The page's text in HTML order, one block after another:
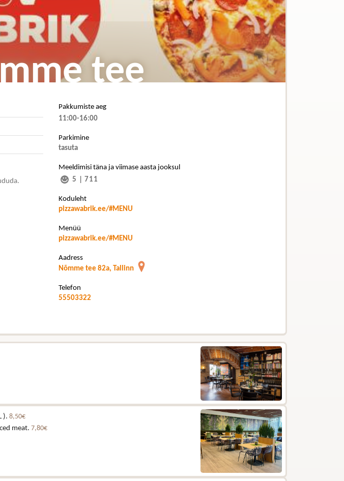
tee
Pakkumiste aeg
11:00-16:00
Parkimine
tasuta
Meeldimisi täna ja viimase aasta jooksul
5
711
Koduleht
pizzawabrik.ee/#MENU
Menüü
pizzawabrik.ee/#MENU
Aadress
Nõmme tee 82a, Tallinn
Telefon
55503322
). 8,50€
meat. 7,80€